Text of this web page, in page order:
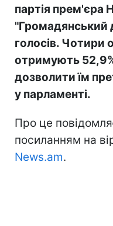
партія прем'єра
"Громадянський
голосів. Чотири
отримують
дозволити їм
у парламенті.
Про це
посиланням на
News.am.